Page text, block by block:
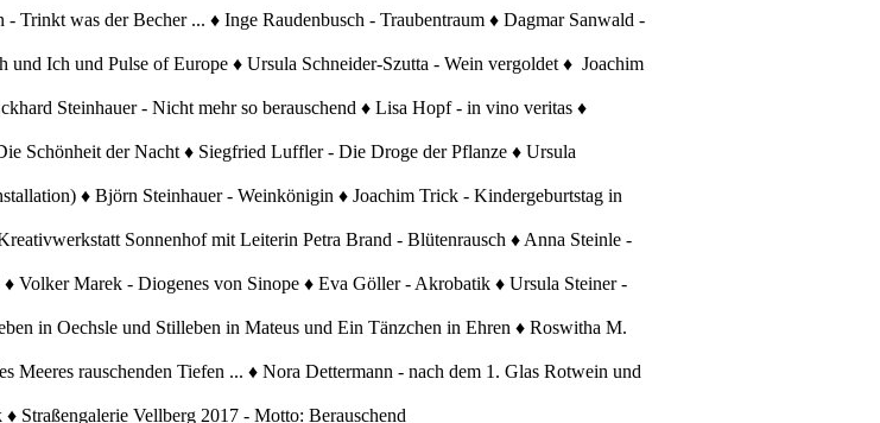
Trinkt was der Becher ... ♦ Inge Raudenbusch - Traubentraum ♦ Dagmar Sanwald -
Ich und Pulse of Europe ♦ Ursula Schneider-Szutta - Wein vergoldet ♦ Joachim
Steinhauer - Nicht mehr so berauschend ♦ Lisa Hopf - in vino veritas ♦
Schönheit der Nacht ♦ Siegfried Luffler - Die Droge der Pflanze ♦ Ursula
♦ Björn Steinhauer - Weinkönigin ♦ Joachim Trick - Kindergeburtstag in
Sonnenhof mit Leiterin Petra Brand - Blütenrausch ♦ Anna Steinle -
Volker Marek - Diogenes von Sinope ♦ Eva Göller - Akrobatik ♦ Ursula Steiner -
in Oechsle und Stilleben in Mateus und Ein Tänzchen in Ehren ♦ Roswitha M.
Meeres rauschenden Tiefen ... ♦ Nora Dettermann - nach dem 1. Glas Rotwein und
Straßengalerie Vellberg 2017 - Motto: Berauschend